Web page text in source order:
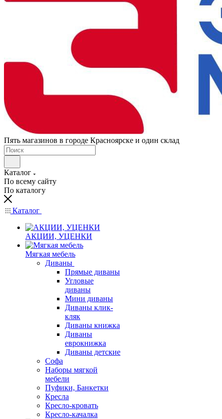
Пять магазинов в городе Красноярске и один склад
Каталог
По всему сайту
По каталогу
Каталог
АКЦИИ, УЦЕНКИ
Мягкая мебель
Диваны
Прямые диваны
Угловые
диваны
Мини диваны
Диваны клик-
кляк
Диваны книжка
Диваны
еврокнижка
Диваны детские
Софа
Наборы мягкой
мебели
Пуфики, Банкетки
Кресла
Кресло-кровать
Кресло-качалка